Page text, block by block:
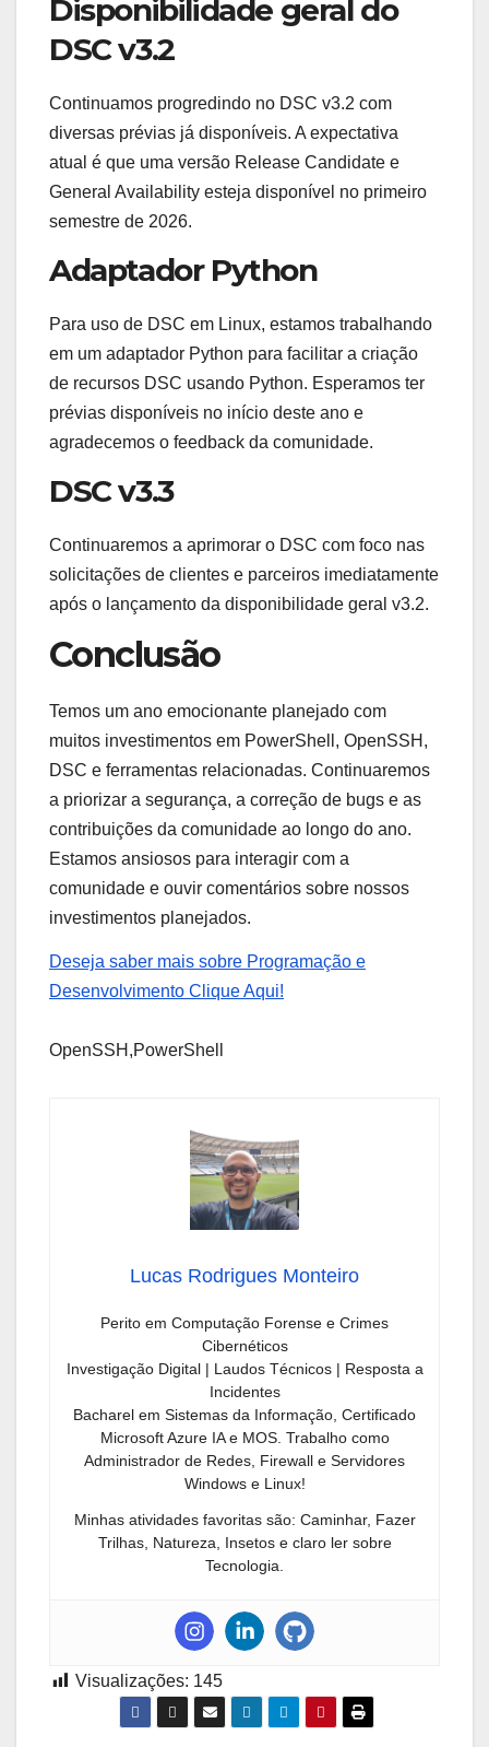
Disponibilidade geral do
DSC v3.2
Continuamos progredindo no DSC v3.2 com
diversas prévias já disponíveis. A expectativa
atual é que uma versão Release Candidate e
General Availability esteja disponível no primeiro
semestre de 2026.
Adaptador Python
Para uso de DSC em Linux, estamos trabalhando
em um adaptador Python para facilitar a criação
de recursos DSC usando Python. Esperamos ter
prévias disponíveis no início deste ano e
agradecemos o feedback da comunidade.
DSC v3.3
Continuaremos a aprimorar o DSC com foco nas
solicitações de clientes e parceiros imediatamente
após o lançamento da disponibilidade geral v3.2.
Conclusão
Temos um ano emocionante planejado com
muitos investimentos em PowerShell, OpenSSH,
DSC e ferramentas relacionadas. Continuaremos
a priorizar a segurança, a correção de bugs e as
contribuições da comunidade ao longo do ano.
Estamos ansiosos para interagir com a
comunidade e ouvir comentários sobre nossos
investimentos planejados.
Deseja saber mais sobre Programação e
Desenvolvimento Clique Aqui!
OpenSSH,PowerShell
Lucas Rodrigues Monteiro
Perito em Computação Forense e Crimes
Cibernéticos
Investigação Digital | Laudos Técnicos | Resposta a
Incidentes
Bacharel em Sistemas da Informação, Certificado
Microsoft Azure IA e MOS. Trabalho como
Administrador de Redes, Firewall e Servidores
Windows e Linux!
Minhas atividades favoritas são: Caminhar, Fazer
Trilhas, Natureza, Insetos e claro ler sobre
Tecnologia.
Visualizações: 145